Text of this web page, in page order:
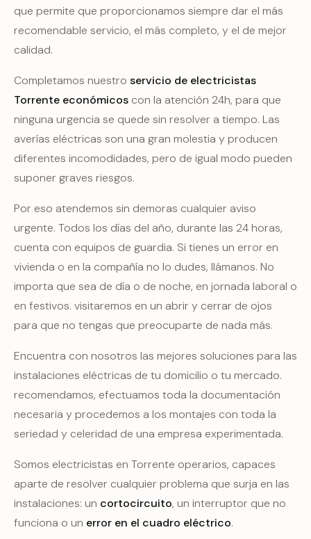
que permite que proporcionamos siempre dar el más
recomendable servicio, el más completo, y el de mejor
calidad.
Completamos nuestro servicio de electricistas
Torrente económicos con la atención 24h, para que
ninguna urgencia se quede sin resolver a tiempo. Las
averías eléctricas son una gran molestia y producen
diferentes incomodidades, pero de igual modo pueden
suponer graves riesgos.
Por eso atendemos sin demoras cualquier aviso
urgente. Todos los días del año, durante las 24 horas,
cuenta con equipos de guardia. Si tienes un error en
vivienda o en la compañía no lo dudes, llámanos. No
importa que sea de día o de noche, en jornada laboral o
en festivos. visitaremos en un abrir y cerrar de ojos
para que no tengas que preocuparte de nada más.
Encuentra con nosotros las mejores soluciones para las
instalaciones eléctricas de tu domicilio o tu mercado.
recomendamos, efectuamos toda la documentación
necesaria y procedemos a los montajes con toda la
seriedad y celeridad de una empresa experimentada.
Somos electricistas en Torrente operarios, capaces
aparte de resolver cualquier problema que surja en las
instalaciones: un cortocircuito, un interruptor que no
funciona o un error en el cuadro eléctrico.